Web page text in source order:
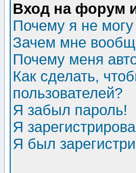
Вход на форум
Почему я не могу
Зачем мне
Почему меня
Как сделать,
пользователей?
Я забыл пароль!
Я
Я был